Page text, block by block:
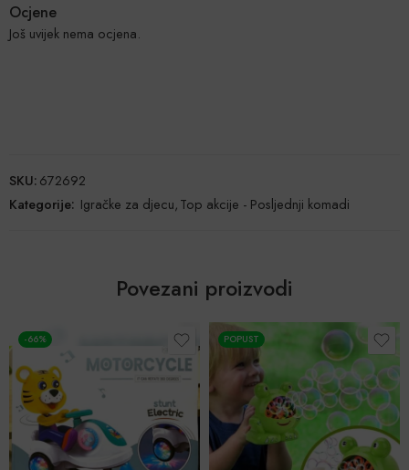
Ocjene
Još uvijek nema ocjena.
SKU:672692
Kategorije: Igračke za djecu,Top akcije - Posljednji komadi
Povezani proizvodi
-66% POPUST